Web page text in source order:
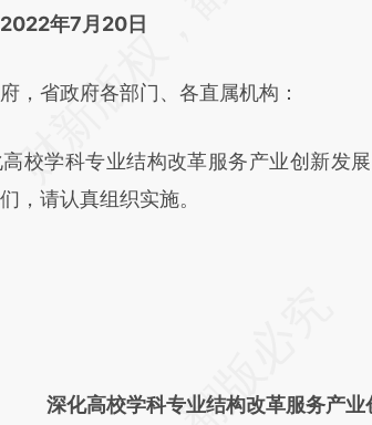
年7月20日
，省政府各部门、各直属机构：
学科专业结构改革服务产业创新发
，请认真组织实施。
深化高校学科专业结构改革服务产业